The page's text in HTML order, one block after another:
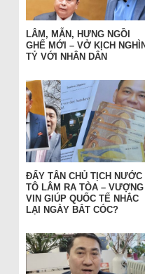
LÂM, MẪN, HƯNG NGỒI
GHẾ MỚI – VỞ KỊCH NGHÌN
TỶ VỚI NHÂN DÂN
ĐẨY TÂN CHỦ TỊCH NƯỚC
TÔ LÂM RA TÒA – VƯỢNG
VIN GIÚP QUỐC TẾ NHẮC
LẠI NGÀY BẮT CÓC?